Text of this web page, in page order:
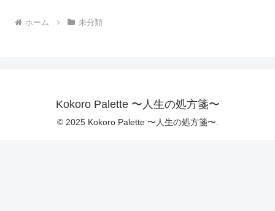
ホーム 未分類
Kokoro Palette 〜人生の処方箋〜
© 2025 Kokoro Palette 〜人生の処方箋〜.